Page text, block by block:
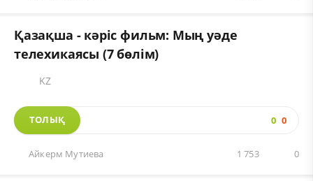
Қазақша - кәріс фильм: Мың уәде
телехикаясы (7 бөлім)
KZ
ТОЛЫҚ 0 0
Айкерм Мутиева 0
1 753